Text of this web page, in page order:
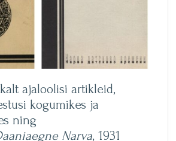
ajaloolisi artikleid,
kogumikes ja
ning
Narva, 1931